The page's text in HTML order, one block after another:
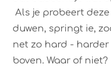
Als je probeert
duwen, springt ie,
net zo hard - harder
boven. Waar of niet?